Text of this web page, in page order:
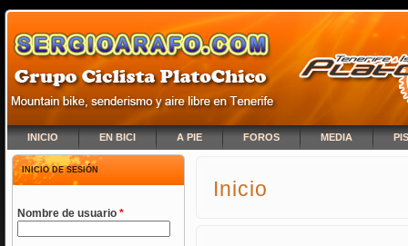
INICIO EN BICI A PIE FOROS MEDIA
INICIO DE SESIÓN
Nombre de usuario *
SE ENCUENTRA USTED
Inicio